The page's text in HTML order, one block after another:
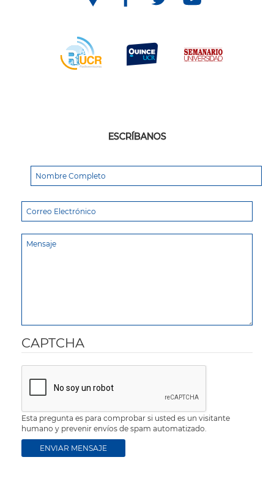
ESCRÍBANOS
CAPTCHA
Esta pregunta es para comprobar si usted es un visitante
humano y prevenir envíos de spam automatizado.